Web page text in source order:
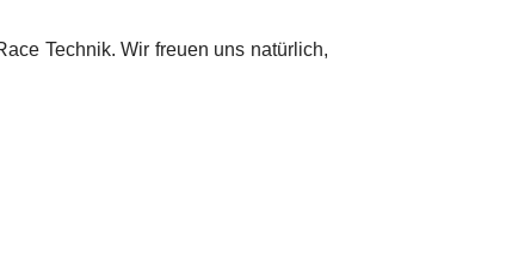
Technik. Wir freuen uns natürlich,